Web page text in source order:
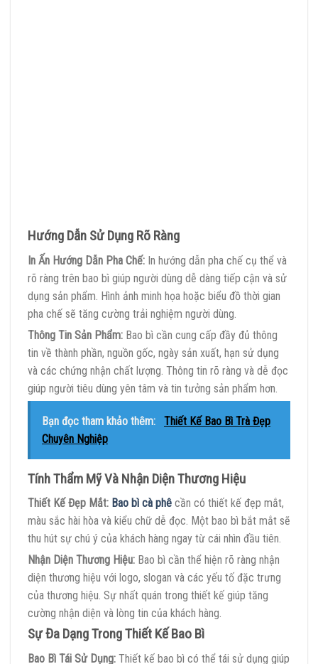
Hướng Dẫn Sử Dụng Rõ Ràng
In Ấn Hướng Dẫn Pha Chế: In hướng dẫn pha chế cụ thể và
rõ ràng trên bao bì giúp người dùng dễ dàng tiếp cận và sử
dụng sản phẩm. Hình ảnh minh họa hoặc biểu đồ thời gian
pha chế sẽ tăng cường trải nghiệm người dùng.
Thông Tin Sản Phẩm: Bao bì cần cung cấp đầy đủ thông
tin về thành phần, nguồn gốc, ngày sản xuất, hạn sử dụng
và các chứng nhận chất lượng. Thông tin rõ ràng và dễ đọc
giúp người tiêu dùng yên tâm và tin tưởng sản phẩm hơn.
Bạn đọc tham khảo thêm:
Thiết Kế Bao Bì Trà Đẹp
Chuyên Nghiệp
Tính Thẩm Mỹ Và Nhận Diện Thương Hiệu
Thiết Kế Đẹp Mắt: Bao bì cà phê cần có thiết kế đẹp mắt,
màu sắc hài hòa và kiểu chữ dễ đọc. Một bao bì bắt mắt sẽ
thu hút sự chú ý của khách hàng ngay từ cái nhìn đầu tiên.
Nhận Diện Thương Hiệu: Bao bì cần thể hiện rõ ràng nhận
diện thương hiệu với logo, slogan và các yếu tố đặc trưng
của thương hiệu. Sự nhất quán trong thiết kế giúp tăng
cường nhận diện và lòng tin của khách hàng.
Sự Đa Dạng Trong Thiết Kế Bao Bì
Bao Bì Tái Sử Dụng: Thiết kế bao bì có thể tái sử dụng giúp